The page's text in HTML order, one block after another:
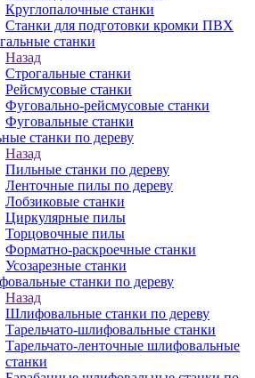
Круглопалочные станки
Станки для подготовки кромки ПВХ
станки
Назад
Строгальные станки
Рейсмусовые станки
Фуговально-рейсмусовые станки
Фуговальные станки
станки по дереву
Назад
Пильные станки по дереву
Ленточные пилы по дереву
Лобзиковые станки
Циркулярные пилы
Торцовочные пилы
Форматно-раскроечные станки
Усозарезные станки
станки по дереву
Назад
Шлифовальные станки по дереву
Тарельчато-шлифовальные станки
Тарельчато-ленточные шлифовальные
станки